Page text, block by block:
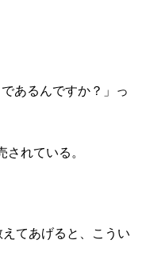
あるんですか？」っ
れている。
てあげると、こうい